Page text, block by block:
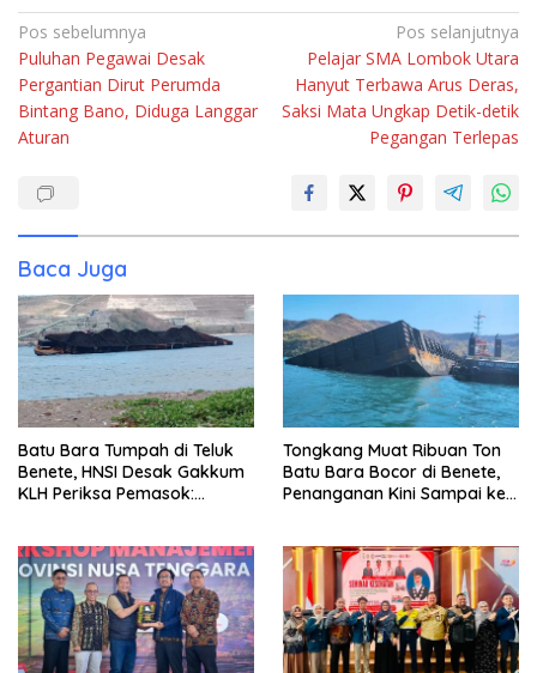
Navigasi
pos
Pos sebelumnya
Puluhan Pegawai Desak
Pergantian Dirut Perumda
Bintang Bano, Diduga Langgar
Aturan
Pos selanjutnya
Pelajar SMA Lombok Utara
Hanyut Terbawa Arus Deras,
Saksi Mata Ungkap Detik-detik
Pegangan Terlepas
Baca Juga
Batu Bara Tumpah di Teluk
Benete, HNSI Desak Gakkum
KLH Periksa Pemasok:
Tongkang Muat Ribuan Ton
Batu Bara Bocor di Benete,
Penanganan Kini Sampai ke